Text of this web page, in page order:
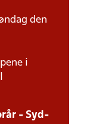
den
i
- Syd-